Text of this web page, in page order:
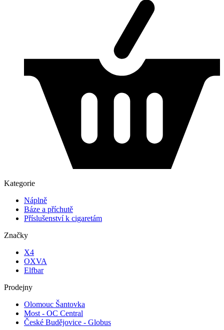
Kategorie
Náplně
Báze a příchutě
Příslušenství k cigaretám
Značky
X4
OXVA
Elfbar
Prodejny
Olomouc Šantovka
Most - OC Central
České Budějovice - Globus